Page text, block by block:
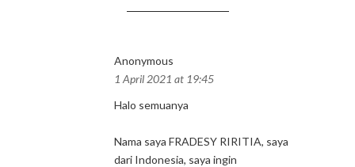
Anonymous
1 April 2021 at 19:45
Halo semuanya
Nama saya FRADESY RIRITIA, saya
dari Indonesia, saya ingin